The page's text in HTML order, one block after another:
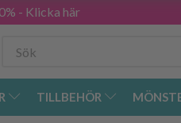
- Klicka här
TILLBEHÖR